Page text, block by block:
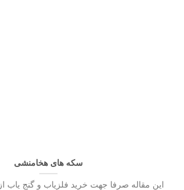
سکه های هخامنشی
این مقاله صرفا جهت خرید فلزیاب و گنج یاب